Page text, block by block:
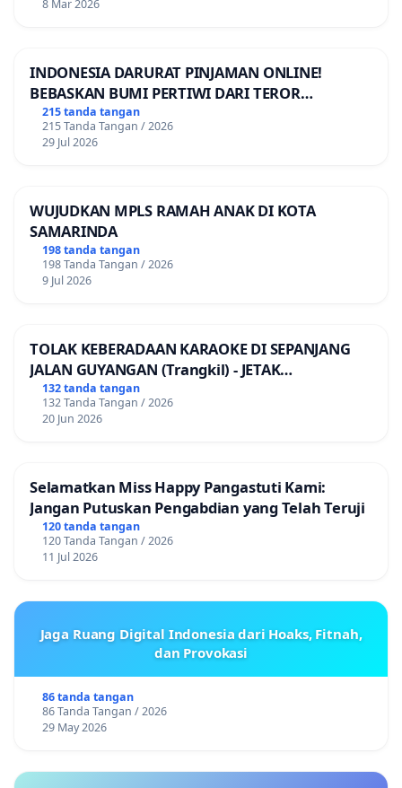
8 Mar 2026
INDONESIA DARURAT PINJAMAN ONLINE!
BEBASKAN BUMI PERTIWI DARI TEROR
PINJAMAN ONLINE! TUTUP PINJOL!
215 tanda tangan
215 Tanda Tangan / 2026
29 Jul 2026
WUJUDKAN MPLS RAMAH ANAK DI KOTA
SAMARINDA
198 tanda tangan
198 Tanda Tangan / 2026
9 Jul 2026
TOLAK KEBERADAAN KARAOKE DI SEPANJANG
JALAN GUYANGAN (Trangkil) - JETAK
(Wedarijaksa) Kab. PATI
132 tanda tangan
132 Tanda Tangan / 2026
20 Jun 2026
Selamatkan Miss Happy Pangastuti Kami:
Jangan Putuskan Pengabdian yang Telah Teruji
120 tanda tangan
120 Tanda Tangan / 2026
11 Jul 2026
Jaga Ruang Digital Indonesia dari Hoaks, Fitnah,
dan Provokasi
86 tanda tangan
86 Tanda Tangan / 2026
29 May 2026